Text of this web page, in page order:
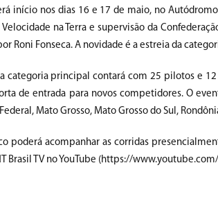
início nos dias 16 e 17 de maio, no
na Terra e supervisão da
Roni Fonseca. A novidade é a estreia da
categoria principal contará com 25 pilotos e
de entrada para novos competidores. O
Mato Grosso, Mato Grosso do Sul,
poderá acompanhar as corridas
Brasil TV no YouTube (https://